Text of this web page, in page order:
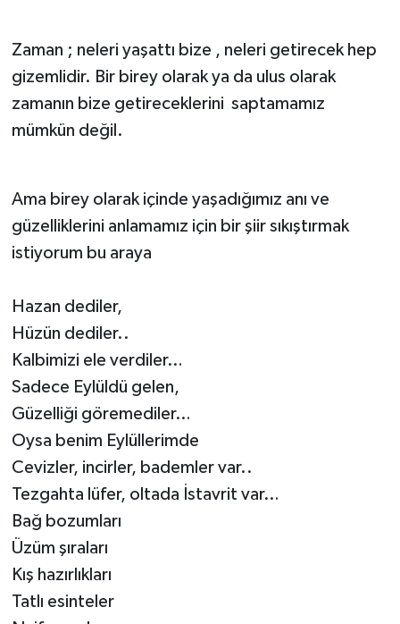
Zaman ; neleri yaşattı bize , neleri getirecek hep
gizemlidir. Bir birey olarak ya da ulus olarak
zamanın bize getireceklerini saptamamız
mümkün değil.
Ama birey olarak içinde yaşadığımız anı ve
güzelliklerini anlamamız için bir şiir sıkıştırmak
istiyorum bu araya
Hazan dediler,
Hüzün dediler..
Kalbimizi ele verdiler…
Sadece Eylüldü gelen,
Güzelliği göremediler…
Oysa benim Eylüllerimde
Cevizler, incirler, bademler var..
Tezgahta lüfer, oltada İstavrit var…
Bağ bozumları
Üzüm şıraları
Kış hazırlıkları
Tatlı esinteler